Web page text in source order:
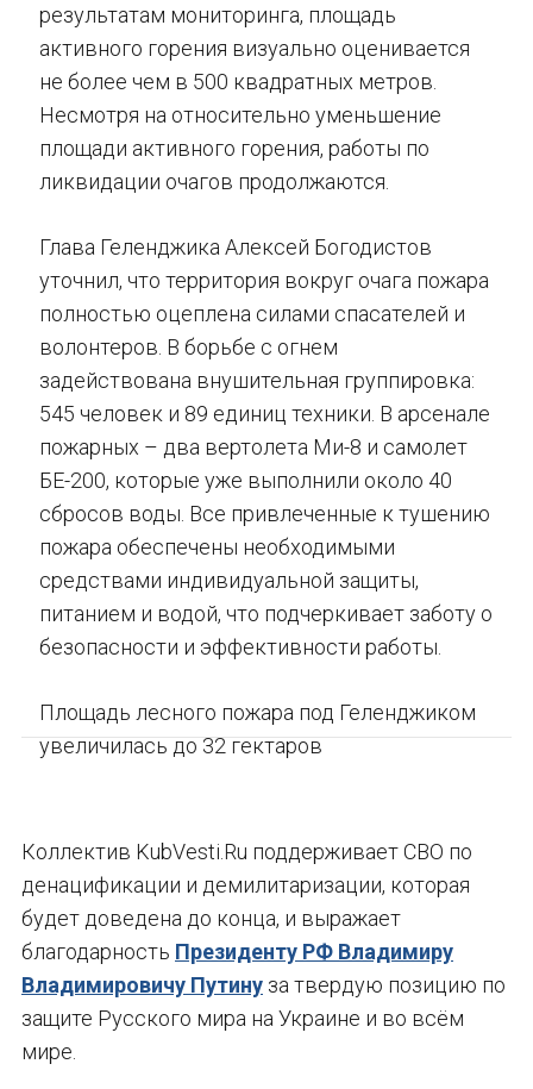
результатам мониторинга, площадь
активного горения визуально оценивается
не более чем в 500 квадратных метров.
Несмотря на относительно уменьшение
площади активного горения, работы по
ликвидации очагов продолжаются.
Глава Геленджика Алексей Богодистов
уточнил, что территория вокруг очага пожара
полностью оцеплена силами спасателей и
волонтеров. В борьбе с огнем
задействована внушительная группировка:
545 человек и 89 единиц техники. В арсенале
пожарных – два вертолета Ми-8 и самолет
БЕ-200, которые уже выполнили около 40
сбросов воды. Все привлеченные к тушению
пожара обеспечены необходимыми
средствами индивидуальной защиты,
питанием и водой, что подчеркивает заботу о
безопасности и эффективности работы.
Площадь лесного пожара под Геленджиком
увеличилась до 32 гектаров
Коллектив KubVesti.Ru поддерживает СВО по
денацификации и демилитаризации, которая
будет доведена до конца, и выражает
благодарность Президенту РФ Владимиру
Владимировичу Путину за твердую позицию по
защите Русского мира на Украине и во всём
мире.